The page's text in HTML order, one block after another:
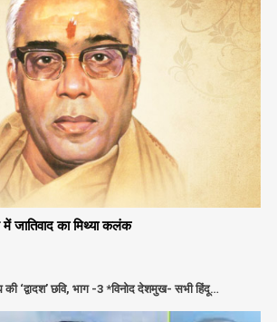
में जातिवाद का मिथ्या कलंक
की ‘द्वादश’ छवि, भाग -3 *विनोद देशमुख- सभी हिंदू…